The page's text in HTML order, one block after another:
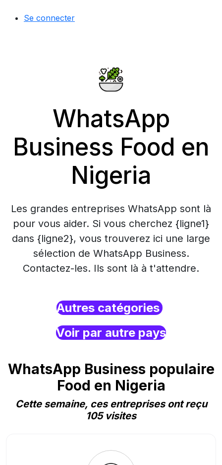
Se connecter
WhatsApp
Business Food en
Nigeria
Les grandes entreprises WhatsApp sont là
pour vous aider. Si vous cherchez {ligne1}
dans {ligne2}, vous trouverez ici une large
sélection de WhatsApp Business.
Contactez-les. Ils sont là à t'attendre.
Autres catégories
Voir par autre pays
WhatsApp Business populaire
Food en Nigeria
Cette semaine, ces entreprises ont reçu
105 visites